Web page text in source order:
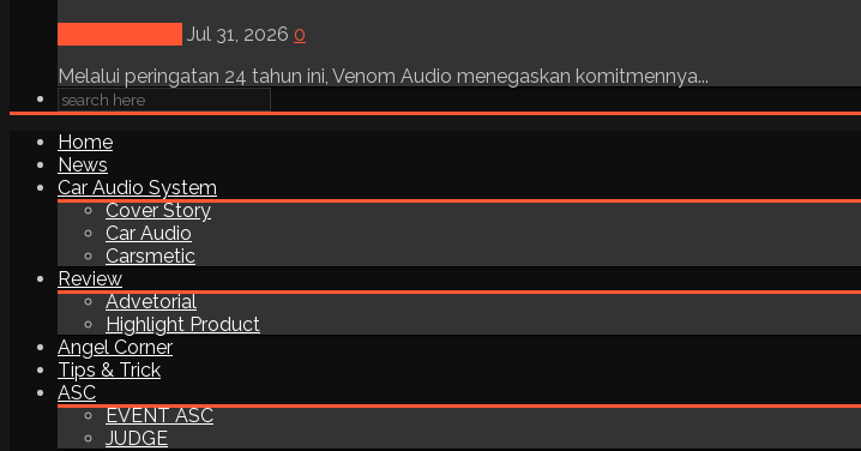
Jul 31, 2026 0
Melalui peringatan 24 tahun ini, Venom Audio menegaskan komitmennya...
Home
News
Car Audio System
Cover Story
Car Audio
Carsmetic
Review
Advetorial
Highlight Product
Angel Corner
Tips & Trick
ASC
EVENT ASC
JUDGE